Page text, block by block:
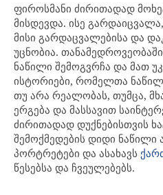
ფიროსმანი ძირითადად
მისდევდა. ისე
მისი გარდაცვალებისა და
უცნობია.
ნაწილი შემოგვრჩა და მათ
ისტორიები, რომელთა
თუ არა რეალობას, თუმცა,
ერგება და მასსავით
ძირითადად დუქნებისთვის
შემოქმედების დიდი ნაწილი
პორტრეტები და ასახავს
წესებსა და ჩვეულებებს.